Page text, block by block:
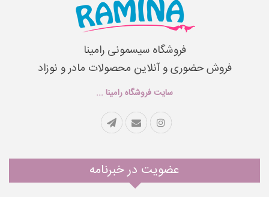
فروشگاه سیسمونی رامینا
فروش حضوری و آنلاین محصولات مادر و نوزاد
سایت فروشگاه رامینا ...
عضویت در خبرنامه